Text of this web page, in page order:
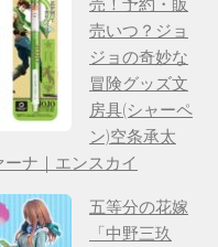
売いつ？ジョ
ジョの奇妙な
冒険グッズ文
房具(シャーペ
ン)空条承太
ナ｜エンスカイ
五等分の花嫁
「中野三玖